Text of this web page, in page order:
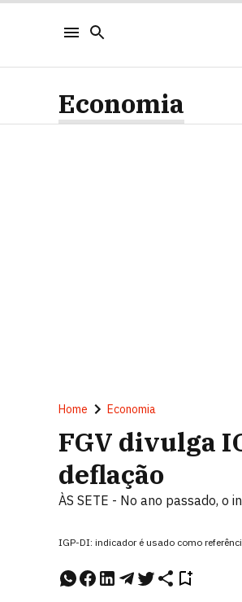
Economia
Home Economia
FGV divulga
deflação
ÀS SETE - No ano passado, o
IGP-DI: indicador é usado como